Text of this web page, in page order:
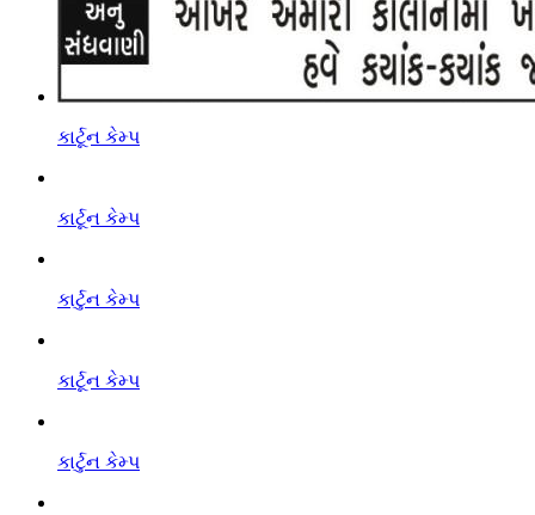
કાર્ટૂન કેમ્પ
કાર્ટૂન કેમ્પ
કાર્ટુન કેમ્પ
કાર્ટૂન કેમ્પ
કાર્ટુન કેમ્પ